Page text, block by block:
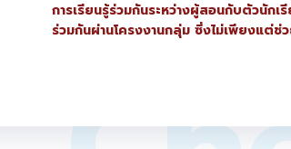
การเรียนรู้ร่วมกันระหว่างผู้สอนกับตัวนักเ
ร่วมกันผ่านโครงงานกลุ่ม ซึ่งไม่เพียงแต่ช่